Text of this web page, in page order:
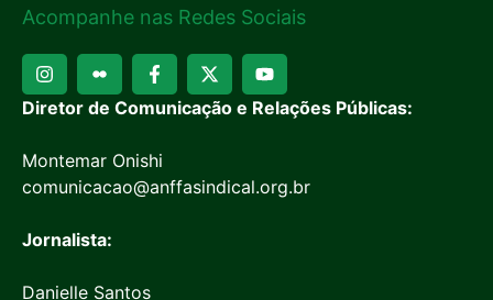
Acompanhe nas Redes Sociais
Diretor de Comunicação e Relações Públicas:
Montemar Onishi
comunicacao@anffasindical.org.br
Jornalista:
Danielle Santos